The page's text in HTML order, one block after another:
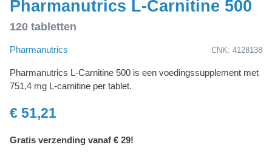
Pharmanutrics L-Carnitine 500
120 tabletten
Pharmanutrics CNK: 4128138
Pharmanutrics L-Carnitine 500 is een voedingssupplement met
751,4 mg L-carnitine per tablet.
€ 51,21
Gratis verzending vanaf € 29!